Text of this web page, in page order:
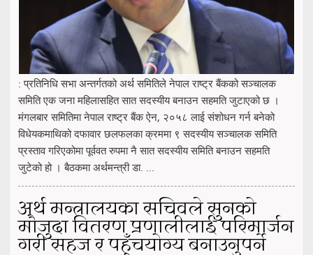
: प्रतिनिधि सभा अन्तर्गतको अर्थ समितिले नेपाल राष्ट्र बैंकको सञ्चालक
समिति एक जना महिलासहित सात सदस्यीय बनाउन सहमति जुटाएको छ ।
मंगलबार समितिमा नेपाल राष्ट्र बैंक ऐन, २०५८ लाई संशोधन गर्न बनेको
विधेयकमाथिको दफावार छलफलका क्रममा ९ सदस्यीय सञ्चालक समिति
प्रस्ताव गरिएकोमा पूर्ववत रुपमा नै सात सदस्यीय समिति बनाउन सहमति
जुटेको हो । बैठकमा अर्थमन्त्री डा. ...
अर्थ मन्त्रालयका सचिवले सुनको
मौजुदा वितरण प्रणालीलाई परिमार्जन
गरी सहज र पहुँचयोग्य बनाउनुपर्ने